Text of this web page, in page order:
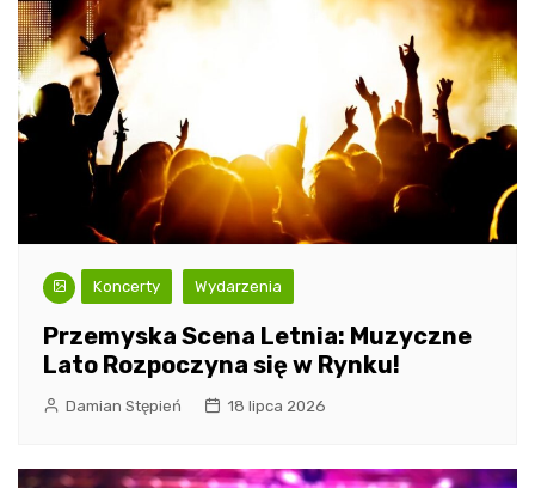
Koncerty Wydarzenia
Przemyska Scena Letnia: Muzyczne
Lato Rozpoczyna się w Rynku!
Damian Stępień 18 lipca 2026